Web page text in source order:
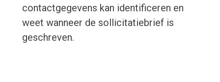
contactgegevens kan identificeren en
weet wanneer de sollicitatiebrief is
geschreven.